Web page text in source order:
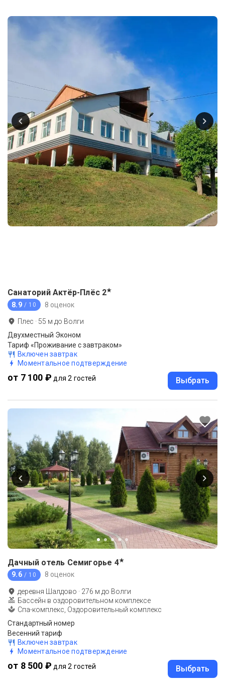
Санаторий Актёр-Плёс 2★
8.9 / 10 8 оценок
Плес · 55 м до Волги
Двухместный Эконом
Тариф «Проживание с завтраком»
Включен завтрак
Моментальное подтверждение
от 7 100 ₽ для 2 гостей Выбрать
Дачный отель Семигорье 4★
9.6 / 10 8 оценок
деревня Шалдово · 276 м до Волги
Бассейн в оздоровительном комплексе
Спа-комплекс, Оздоровительный комплекс
Стандартный номер
Весенний тариф
Включен завтрак
Моментальное подтверждение
от 8 500 ₽ для 2 гостей Выбрать